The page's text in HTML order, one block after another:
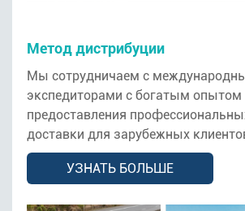
Метод дистрибуции
Мы сотрудничаем с
экспедиторами с богатым опытом
предоставления
доставки для зарубежных
УЗНАТЬ БОЛЬШЕ